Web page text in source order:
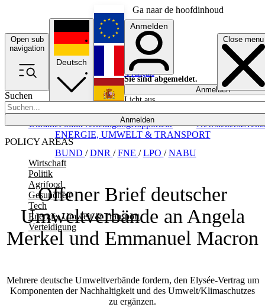
Ga naar de hoofdinhoud
Open sub
navigation
Close menu
Suchen
Anmelden
POLICY AREAS
Wirtschaft
Politik
Agrifood
Gesundheit
Tech
Energie, Umwelt & Transport
Verteidigung
UkrainePolitikVerteidigungRapporteur NewslettersEvents
Deutsch
English
Français
Anmelden
Sie sind abgemeldet.
Anmelden
Licht aus
Offener Brief deutscher
Umweltverbände an Angela
Merkel und Emmanuel Macron
Mehrere deutsche Umweltverbände fordern, den Elysée-Vertrag um
Komponenten der Nachhaltigkeit und des Umwelt/Klimaschutzes
zu ergänzen.
BUND /DNR /FNE /LPO /NABU
ENERGIE, UMWELT & TRANSPORT